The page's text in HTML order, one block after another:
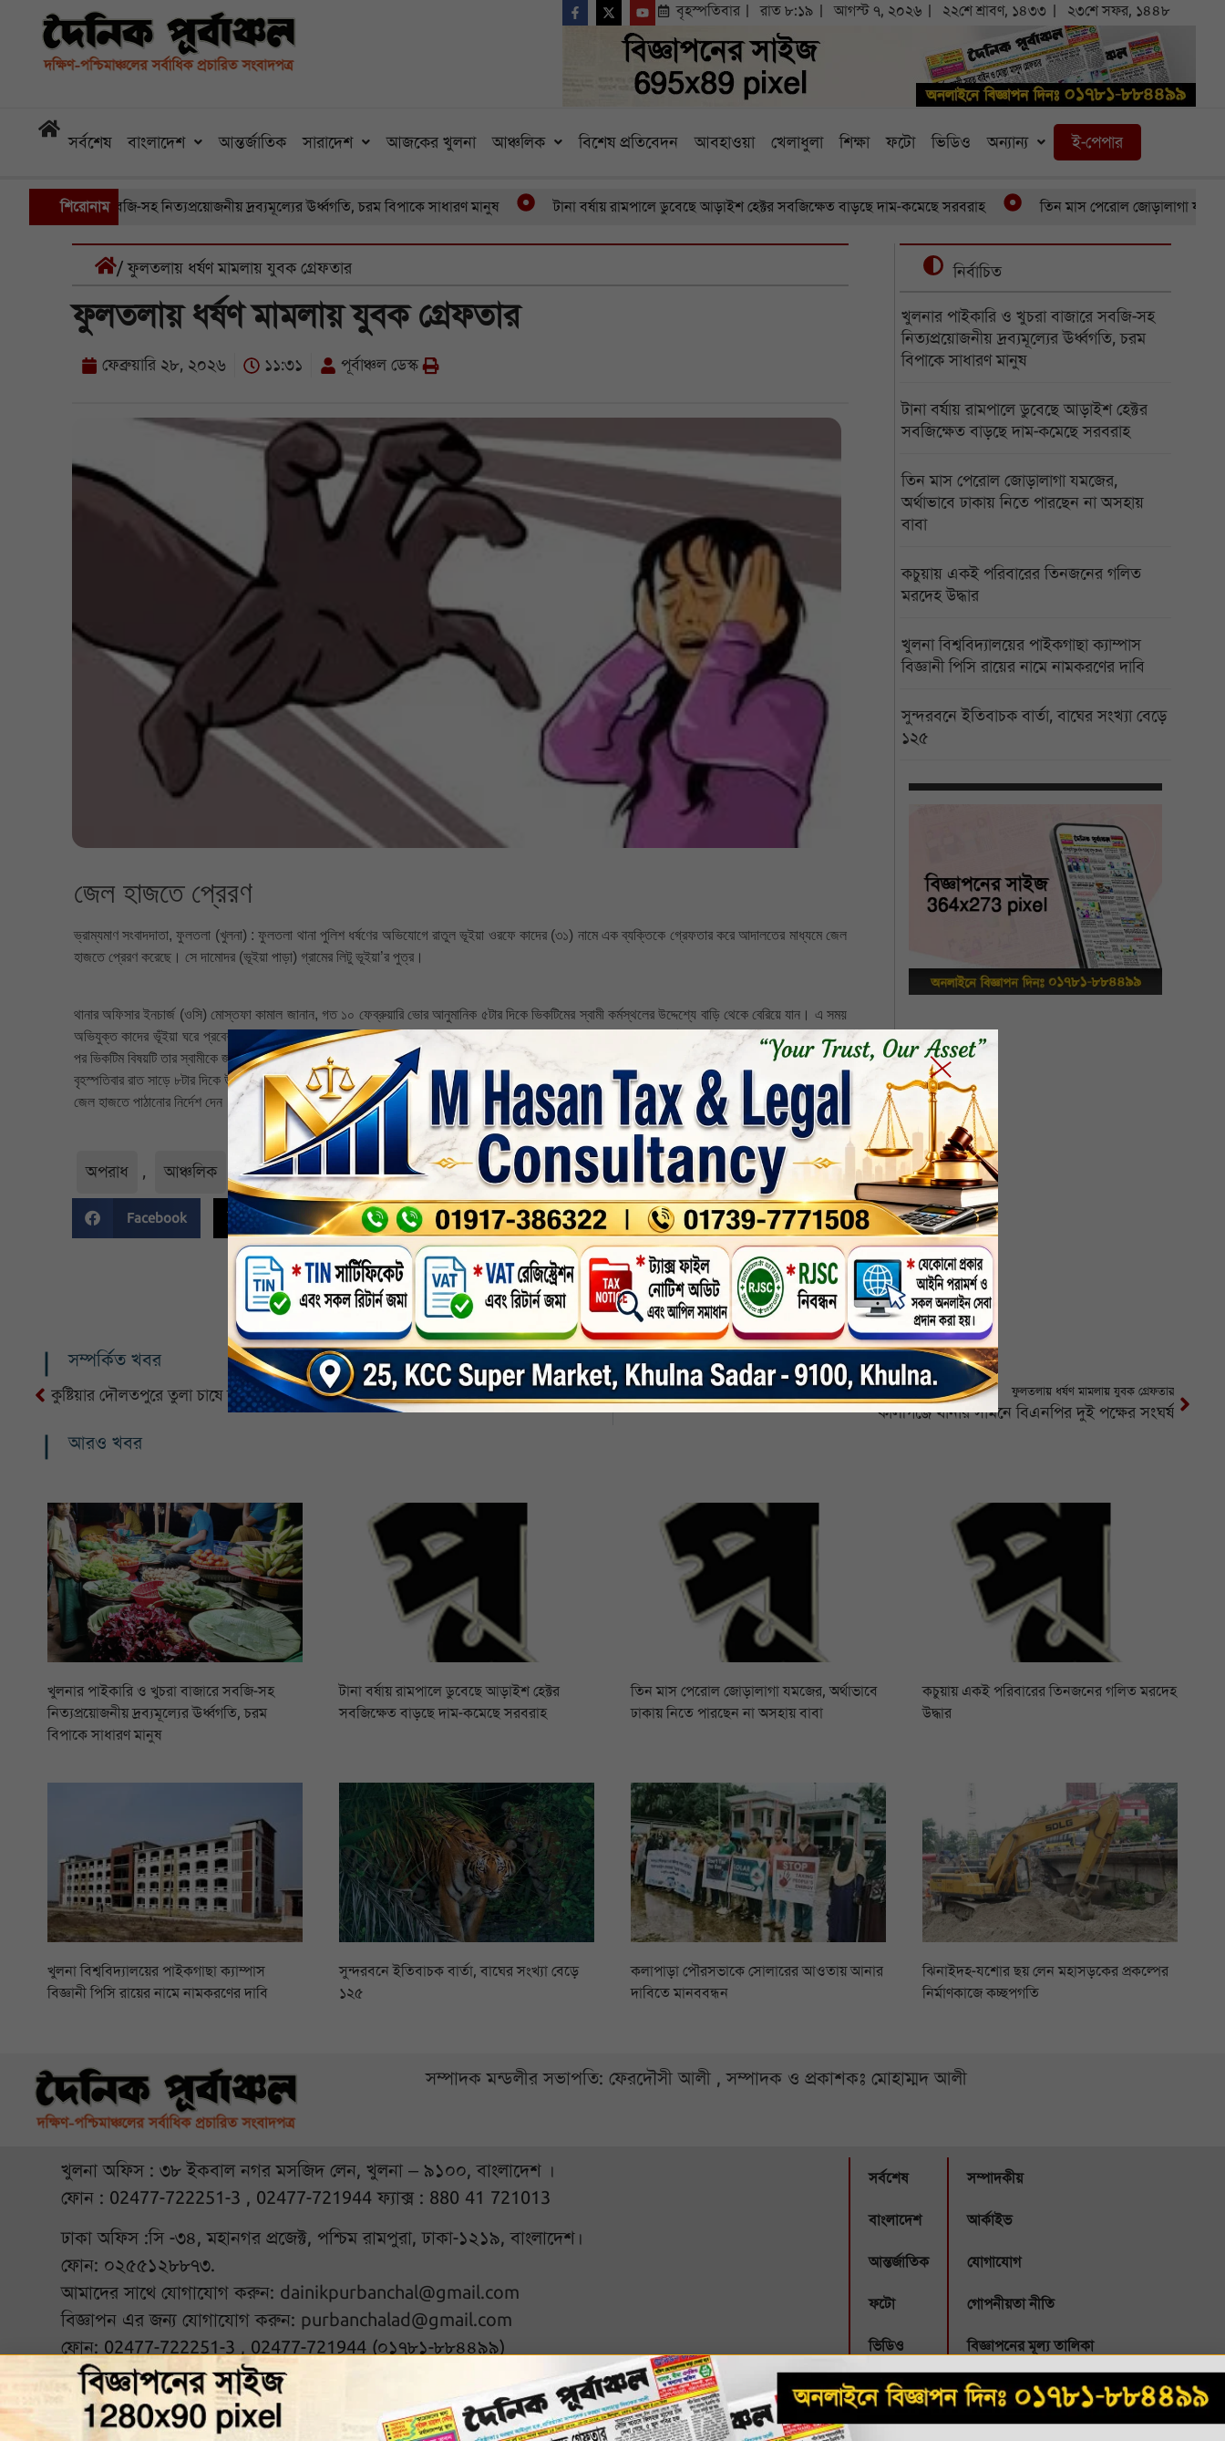
বৃহস্পতিবার রাত ৮:১৯ আগস্ট ৭, ২০২৬ ২২শে শ্রাবণ, ১৪৩৩ ২৩শে সফর, ১৪৪৮
সর্বশেষ বাংলাদেশ আন্তর্জাতিক সারাদেশ আজকের খুলনা আঞ্চলিক বিশেষ প্রতিবেদন আবহাওয়া খেলাধুলা শিক্ষা ফটো ভিডিও অন্যান্য ই-পেপার
শিরোনাম
বাজারে সবজি-সহ নিত্যপ্রয়োজনীয় দ্রব্যমূল্যের ঊর্ধ্বগতি, চরম বিপাকে সাধারণ মানুষ টানা বর্ষায় রামপালে ডুবেছে আড়াইশ হেক্টর সবজিক্ষেত বাড়ছে দাম-কমেছে সরবরাহ তিন মাস পেরোল জোড়ালাগা যমজের,
/ ফুলতলায় ধর্ষণ মামলায় যুবক গ্রেফতার
ফুলতলায় ধর্ষণ মামলায় যুবক গ্রেফতার
ফেব্রুয়ারি ২৮, ২০২৬ ১১:৩১ পূর্বাঞ্চল ডেস্ক
জেল হাজতে প্রেরণ
ভ্রাম্যমাণ সংবাদদাতা, ফুলতলা (খুলনা) : ফুলতলা থানা পুলিশ ধর্ষণের অভিযোগে রাতুল ভূইয়া ওরফে কাদের (৩১) নামে এক ব্যক্তিকে গ্রেফতার করে আদালতের মাধ্যমে জেল
হাজতে প্রেরণ করেছে। সে দামোদর (ভূইয়া পাড়া) গ্রামের লিটু ভূইয়া’র পুত্র।
থানার অফিসার ইনচার্জ (ওসি) মোস্তফা কামাল জানান, গত ১০ ফেব্রুয়ারি ভোর আনুমানিক ৫টার দিকে ভিকটিমের স্বামী কর্মস্থলের উদ্দেশ্যে বাড়ি থেকে বেরিয়ে যান। এ সময়
অভিযুক্ত কাদের ভূঁইয়া ঘরে প্রবেশ করে ভিকটিমকে জীবননাশের হুমকি ও তার সন্তানদের হত্যার ভয়ভীতি দেখিয়ে পাশের ঘরে নিয়ে ধর্ষণ করে বলে অভিযোগ রয়েছে। ঘটনার
পর ভিকটিম বিষয়টি তার স্বামীকে জানান। এ ঘটনায় ১০ ফেব্রুয়ারি ফুলতলা থানায় নারী ও শিশু নির্যাতন দমন আইনে মামলা (নং- ০৫) দায়ের করা হয়। পুলিশ আরও জানায়, গত
বৃহস্পতিবার রাত সাড়ে ৮টার দিকে উপজেলার শীতপাশারডাঙ্গা এলাকা থেকে অভিযান চালিয়ে অভিযুক্তকে গ্রেফতার করা হয়। আসামীকে আদালতে সোপর্দ করলে আদালত তাকে
জেল হাজতে পাঠানোর নির্দেশ দেন। মামলার তদন্ত অব্যাহত রয়েছে বলে পুলিশ সূত্রে জানা গেছে।
অপরাধ , আঞ্চলিক , খুলনা জেলা , সর্বশেষ-সংবাদ
Facebook Twitter Linkedin Whatsapp Print
নির্বাচিত
খুলনার পাইকারি ও খুচরা বাজারে সবজি-সহ
নিত্যপ্রয়োজনীয় দ্রব্যমূল্যের ঊর্ধ্বগতি, চরম
বিপাকে সাধারণ মানুষ
টানা বর্ষায় রামপালে ডুবেছে আড়াইশ হেক্টর
সবজিক্ষেত বাড়ছে দাম-কমেছে সরবরাহ
তিন মাস পেরোল জোড়ালাগা যমজের,
অর্থাভাবে ঢাকায় নিতে পারছেন না অসহায়
বাবা
কচুয়ায় একই পরিবারের তিনজনের গলিত
মরদেহ উদ্ধার
খুলনা বিশ্ববিদ্যালয়ের পাইকগাছা ক্যাম্পাস
বিজ্ঞানী পিসি রায়ের নামে নামকরণের দাবি
সুন্দরবনে ইতিবাচক বার্তা, বাঘের সংখ্যা বেড়ে
১২৫
সম্পর্কিত খবর
কুষ্টিয়ার দৌলতপুরে তুলা চাষে চাষীদের সাফল্য ফুলতলায় ধর্ষণ মামলায় যুবক গ্রেফতার
কালীগঞ্জে থানার সামনে বিএনপির দুই পক্ষের সংঘর্ষ
আরও খবর
খুলনার পাইকারি ও খুচরা বাজারে সবজি-সহ
নিত্যপ্রয়োজনীয় দ্রব্যমূল্যের ঊর্ধ্বগতি, চরম
বিপাকে সাধারণ মানুষ
টানা বর্ষায় রামপালে ডুবেছে আড়াইশ হেক্টর
সবজিক্ষেত বাড়ছে দাম-কমেছে সরবরাহ
তিন মাস পেরোল জোড়ালাগা যমজের, অর্থাভাবে
ঢাকায় নিতে পারছেন না অসহায় বাবা
কচুয়ায় একই পরিবারের তিনজনের গলিত মরদেহ
উদ্ধার
খুলনা বিশ্ববিদ্যালয়ের পাইকগাছা ক্যাম্পাস
বিজ্ঞানী পিসি রায়ের নামে নামকরণের দাবি
সুন্দরবনে ইতিবাচক বার্তা, বাঘের সংখ্যা বেড়ে
১২৫
কলাপাড়া পৌরসভাকে সোলারের আওতায় আনার
দাবিতে মানববন্ধন
ঝিনাইদহ-যশোর ছয় লেন মহাসড়কের প্রকল্পের
নির্মাণকাজে কচ্ছপগতি
সম্পাদক মন্ডলীর সভাপতি: ফেরদৌসী আলী , সম্পাদক ও প্রকাশকঃ মোহাম্মদ আলী
খুলনা অফিস : ৩৮ ইকবাল নগর মসজিদ লেন, খুলনা – ৯১০০, বাংলাদেশ ।
ফোন : 02477-722251-3 , 02477-721944 ফ্যাক্স : 880 41 721013
ঢাকা অফিস :সি -৩৪, মহানগর প্রজেক্ট, পশ্চিম রামপুরা, ঢাকা-১২১৯, বাংলাদেশ।
ফোন: ০২৫৫১২৮৮৭৩.
আমাদের সাথে যোগাযোগ করুন: dainikpurbanchal@gmail.com
বিজ্ঞাপন এর জন্য যোগাযোগ করুন: purbanchalad@gmail.com
ফোন: 02477-722251-3 , 02477-721944 (০১৭৮১-৮৮৪৪৯৯)
আমাদের সঙ্গে থাকুন :
সর্বশেষ
বাংলাদেশ
আন্তর্জাতিক
ফটো
ভিডিও
সম্পাদকীয়
আর্কাইভ
যোগাযোগ
গোপনীয়তা নীতি
বিজ্ঞাপনের মূল্য তালিকা
© ২০২৬ দৈনিক পূর্বাঞ্চল. All rights reserved Designed & Developed by:Webbubl